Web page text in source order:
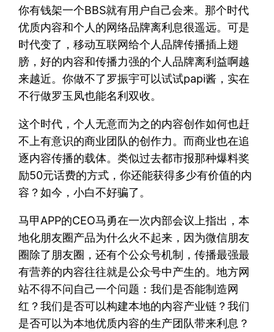
你有钱架一个BBS就有用户自己会来。那个时代
优质内容和个人的网络品牌离利息很遥远。可是
时代变了，移动互联网给个人品牌传播插上翅
膀，好的内容和传播力强的个人品牌离利益啊越
来越近。你做不了罗振宇可以试试papi酱，实在
不行做罗玉凤也能名利双收。
这个时代，个人无意而为之的内容创作如何也赶
不上有意识的商业团队的创作力。而商业也在追
逐内容传播的载体。类似过去都市报那种爆料奖
励50元话费的方式，你还能获得多少有价值的内
容？如今，小白不好骗了。
马甲APP的CEO马勇在一次内部会议上指出，本
地化朋友圈产品为什么火不起来，因为微信朋友
圈除了朋友圈，还有个公众号机制，传播最强最
有营养的内容往往就是公众号中产生的。地方网
站不得不问自己一个问题：我们是否能制造网
红？我们是否可以构建本地的内容产业链？我们
是否可以为本地优质内容的生产团队带来利息？